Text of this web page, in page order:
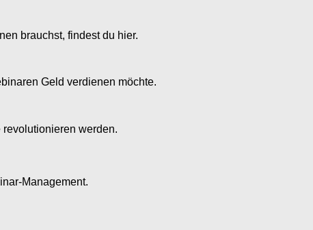
brauchst, findest du hier.
Geld verdienen möchte.
werden.
Management.